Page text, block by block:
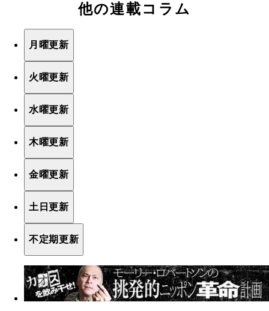
他の連載コラム
月曜更新
火曜更新
水曜更新
木曜更新
金曜更新
土日更新
不定期更新